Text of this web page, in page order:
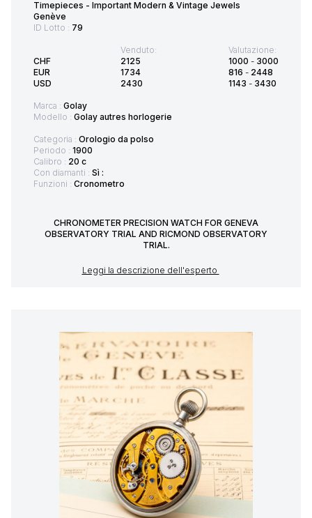
Timepieces - Important Modern & Vintage Jewels
Genève
ID Lotto : 79
CHF
EUR
USD
Venduto:
2125
1734
2430
Valutazione:
1000 - 3000
816 - 2448
1143 - 3430
Marca : Golay
Modello : Golay autres horlogerie
Categoria : Orologio da polso
Periodo : 1900
Calibro : 20 c
Con diamanti : Sì :
Funzioni : Cronometro
CHRONOMETER PRECISION WATCH FOR GENEVA
OBSERVATORY TRIAL AND RICMOND OBSERVATORY
TRIAL.
Leggi la descrizione dell'esperto